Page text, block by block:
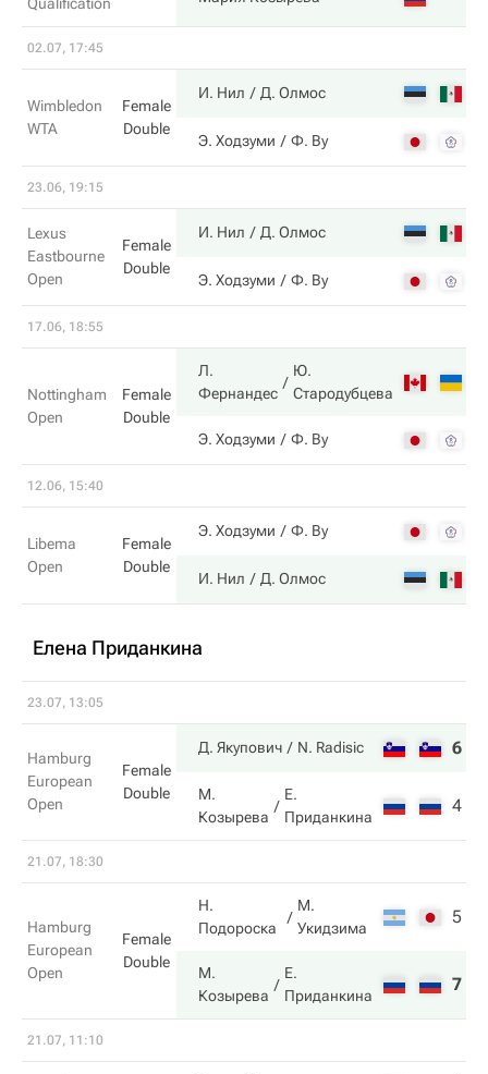
02.07, 17:45
Wimbledon
WTA
Female
Double
И. Нил Д. Олмос
Э. Ходзуми Ф. Ву
23.06, 19:15
Lexus
Eastbourne
Open
Female
Double
И. Нил Д. Олмос
Э. Ходзуми Ф. Ву
17.06, 18:55
Nottingham
Open
Female
Double
Л.
Фернандес
Ю.
Стародубцева
Э. Ходзуми Ф. Ву
12.06, 15:40
Libema
Open
Female
Double
Э. Ходзуми Ф. Ву
И. Нил Д. Олмос
Елена Приданкина
23.07, 13:05
Hamburg
European
Open
Female
Double
Д. Якупович N. Radisic 6
М.
Козырева
Е.
Приданкина
4
21.07, 18:30
Hamburg
European
Open
Female
Double
Н.
Подороска
М.
Укидзима
5
М.
Козырева
Е.
Приданкина
7
21.07, 11:10